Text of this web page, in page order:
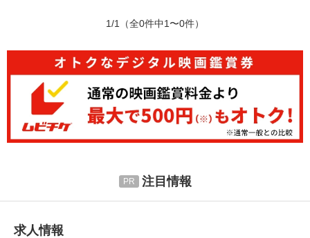
1/1 （全0件中1〜0件）
注目情報
求人情報